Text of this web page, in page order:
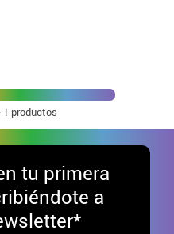
1 productos
tu primera
a